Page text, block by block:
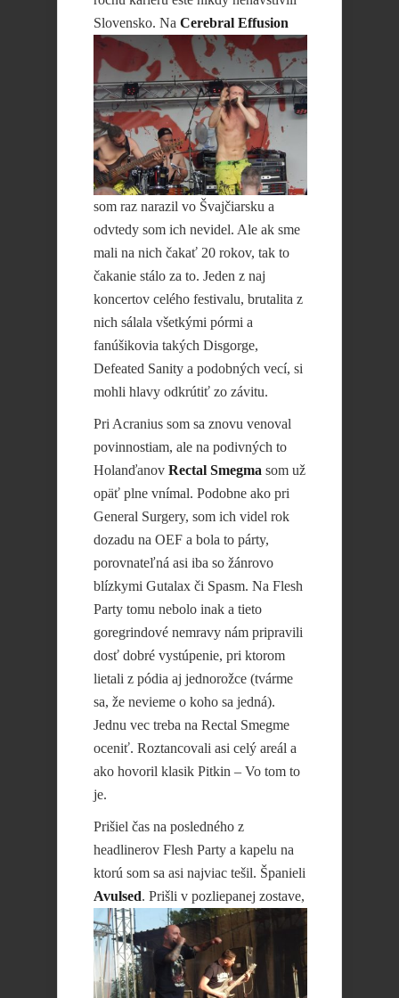
Slovensko. Na Cerebral Effusion
som raz narazil vo Švajčiarsku a
odvtedy som ich nevidel. Ale ak sme
mali na nich čakať 20 rokov, tak to
čakanie stálo za to. Jeden z naj
koncertov celého festivalu, brutalita z
nich sálala všetkými pórmi a
fanúšikovia takých Disgorge,
Defeated Sanity a podobných vecí, si
mohli hlavy odkrútiť zo závitu.
Pri Acranius som sa znovu venoval
povinnostiam, ale na podivných to
Holanďanov Rectal Smegma som už
opäť plne vnímal. Podobne ako pri
General Surgery, som ich videl rok
dozadu na OEF a bola to párty,
porovnateľná asi iba so žánrovo
blízkymi Gutalax či Spasm. Na Flesh
Party tomu nebolo inak a tieto
goregrindové nemravy nám pripravili
dosť dobré vystúpenie, pri ktorom
lietali z pódia aj jednorožce (tvárme
sa, že nevieme o koho sa jedná).
Jednu vec treba na Rectal Smegme
oceniť. Roztancovali asi celý areál a
ako hovoril klasik Pitkin – Vo tom to
je.
Prišiel čas na posledného z
headlinerov Flesh Party a kapelu na
ktorú som sa asi najviac tešil. Španieli
Avulsed. Prišli v pozliepanej zostave,